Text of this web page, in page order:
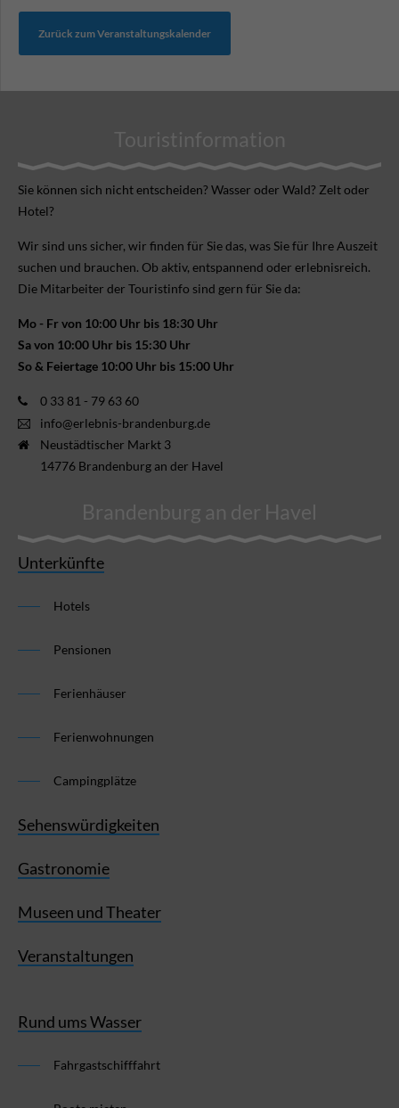
Zurück zum Veranstaltungskalender
Touristinformation
Sie können sich nicht ent­scheiden? Wasser oder Wald? Zelt oder
Hotel?
Wir sind uns sicher, wir finden für Sie das, was Sie für Ihre Aus­zeit
suchen und brauchen. Ob aktiv, ent­spannend oder erlebnis­reich.
Die Mitarbeiter der Touristinfo sind gern für Sie da:
Mo - Fr von 10:00 Uhr bis 18:30 Uhr
Sa von 10:00 Uhr bis 15:30 Uhr
So & Feiertage 10:00 Uhr bis 15:00 Uhr
0 33 81 - 79 63 60
info@erlebnis-brandenburg.de
Neustädtischer Markt 3
14776 Brandenburg an der Havel
Brandenburg an der Havel
Unterkünfte
Hotels
Pensionen
Ferienhäuser
Ferienwohnungen
Campingplätze
Sehenswürdigkeiten
Gastronomie
Museen und Theater
Veranstaltungen
Rund ums Wasser
Fahrgastschifffahrt